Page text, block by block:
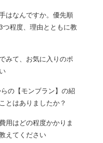
はなんですか。優先順
程度、理由とともに教
みて、お気に入りのポ
の【モンブラン】の紹
とはありましたか？
用はどの程度かかりま
えてください